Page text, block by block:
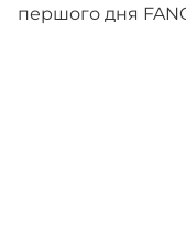
першого дня